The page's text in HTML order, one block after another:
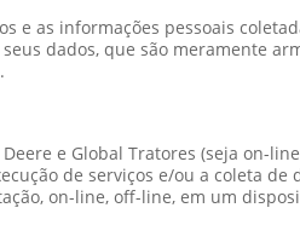
as informações pessoais
dados, que são meramente
e Global Tratores (seja on-
de serviços e/ou a coleta
on-line, off-line, em um